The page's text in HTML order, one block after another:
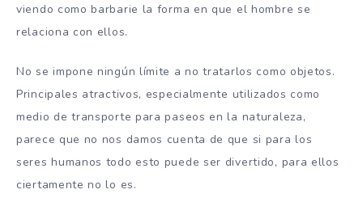
viendo como barbarie la forma en que el hombre se
relaciona con ellos.
No se impone ningún límite a no tratarlos como objetos.
Principales atractivos, especialmente utilizados como
medio de transporte para paseos en la naturaleza,
parece que no nos damos cuenta de que si para los
seres humanos todo esto puede ser divertido, para ellos
ciertamente no lo es.